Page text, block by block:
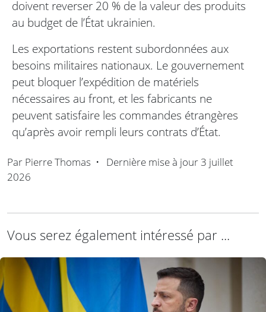
doivent reverser 20 % de la valeur des produits
au budget de l’État ukrainien.
Les exportations restent subordonnées aux
besoins militaires nationaux. Le gouvernement
peut bloquer l’expédition de matériels
nécessaires au front, et les fabricants ne
peuvent satisfaire les commandes étrangères
qu’après avoir rempli leurs contrats d’État.
Par Pierre Thomas • Dernière mise à jour 3 juillet
2026
Vous serez également intéressé par ...